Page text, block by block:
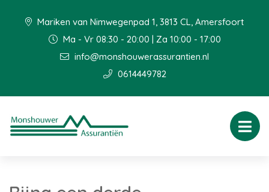
Mariken van Nimwegenpad 1, 3813 CL, Amersfoort
Ma - Vr 08:30 - 20:00 | Za 10:00 - 17:00
info@monshouwerassurantien.nl
0614449782